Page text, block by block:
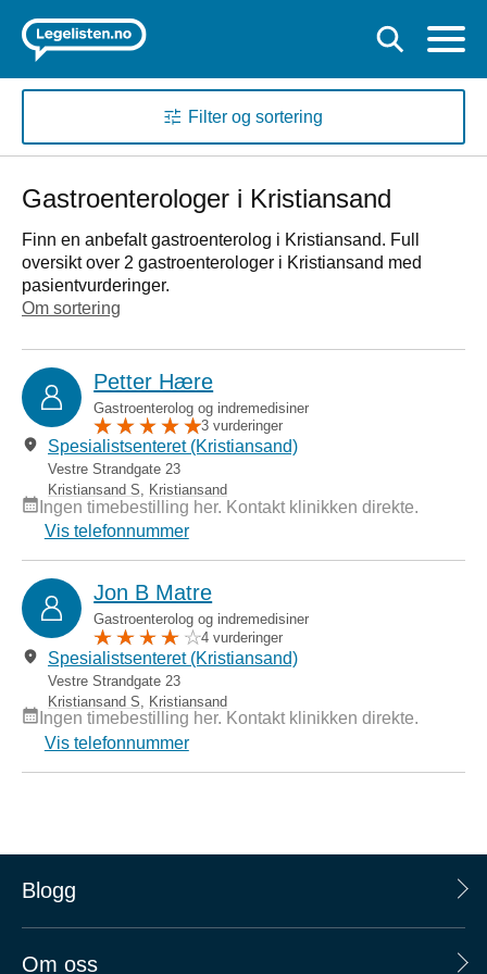
Filter og sortering
Gastroenterologer i Kristiansand
Finn en anbefalt gastroenterolog i Kristiansand. Full
oversikt over 2 gastroenterologer i Kristiansand med
pasientvurderinger.
Om sortering
Petter Hære
Gastroenterolog og indremedisiner
3 vurderinger
Spesialistsenteret (Kristiansand)
Vestre Strandgate 23
Kristiansand S
Kristiansand
Ingen timebestilling her. Kontakt klinikken direkte.
Vis telefonnummer
Jon B Matre
Gastroenterolog og indremedisiner
4 vurderinger
Spesialistsenteret (Kristiansand)
Vestre Strandgate 23
Kristiansand S
Kristiansand
Ingen timebestilling her. Kontakt klinikken direkte.
Vis telefonnummer
Blogg
Om oss